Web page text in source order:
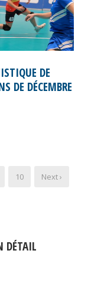
DE
DE DÉCEMBRE
10 Next ›
DÉTAIL